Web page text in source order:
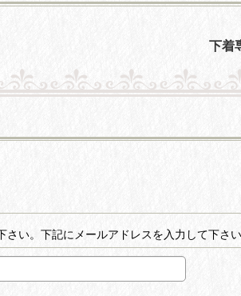
下
い。下記にメールアドレスを入力して下さい